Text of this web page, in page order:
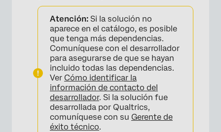
Atención: Si la solución no
aparece en el catálogo, es posible
que tenga más dependencias.
Comuníquese con el desarrollador
para asegurarse de que se hayan
incluido todas las dependencias.
Ver Cómo identificar la
información de contacto del
desarrollador. Si la solución fue
desarrollada por Qualtrics,
comuníquese con su Gerente de
éxito técnico.